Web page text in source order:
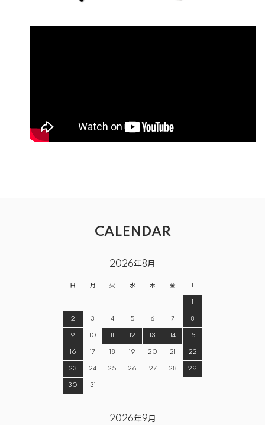
CALENDAR
2026年8月
日 月 火 水 木 金 土
1
2 3 4 5 6 7 8
9 10 11 12 13 14 15
16 17 18 19 20 21 22
23 24 25 26 27 28 29
30 31
2026年9月